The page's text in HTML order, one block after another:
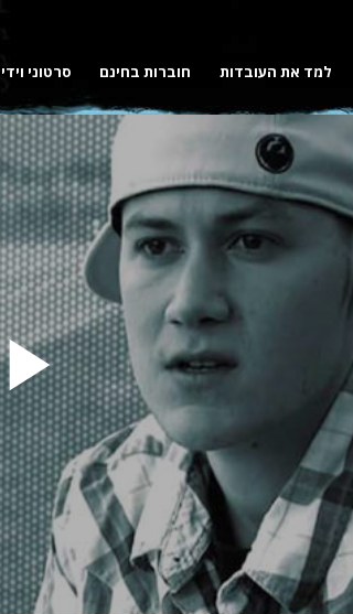
למד את העובדות חוברות בחינם סרטוני